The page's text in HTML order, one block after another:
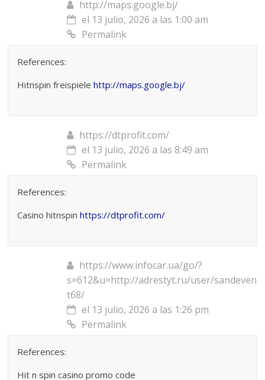
http://maps.google.bj/
el 13 julio, 2026 a las 1:00 am
Permalink
References:
Hitnspin freispielehttp://maps.google.bj/
https://dtprofit.com/
el 13 julio, 2026 a las 8:49 am
Permalink
References:
Casino hitnspinhttps://dtprofit.com/
https://www.infocar.ua/go/?
s=612&u=http://adrestyt.ru/user/sandeven
t68/
el 13 julio, 2026 a las 1:26 pm
Permalink
References:
Hit n spin casino promo code